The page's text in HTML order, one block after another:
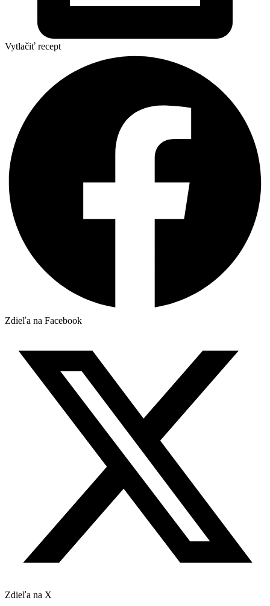
Vytlačiť recept
Zdieľa na Facebook
Zdieľa na X